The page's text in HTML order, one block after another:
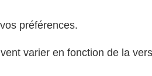
préférences.
varier en fonction de la